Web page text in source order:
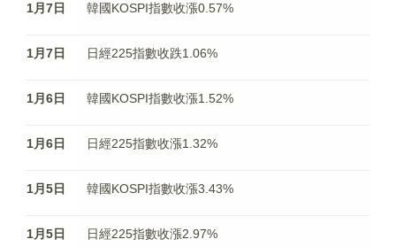
1月7日 韓國KOSPI指數收漲0.57%
1月7日 日經225指數收跌1.06%
1月6日 韓國KOSPI指數收漲1.52%
1月6日 日經225指數收漲1.32%
1月5日 韓國KOSPI指數收漲3.43%
1月5日 日經225指數收漲2.97%